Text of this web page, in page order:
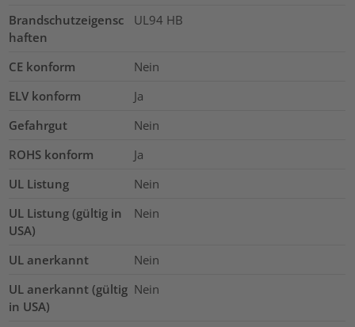
Brandschutzeigensc
haften
UL94 HB
CE konform
Nein
ELV konform
Ja
Gefahrgut
Nein
ROHS konform
Ja
UL Listung
Nein
UL Listung (gültig in
USA)
Nein
UL anerkannt
Nein
UL anerkannt (gültig
in USA)
Nein